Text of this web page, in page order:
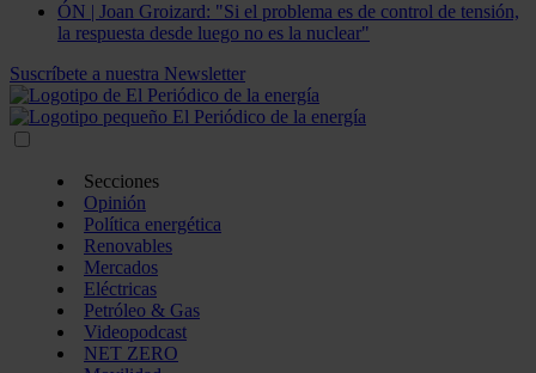
ÓN | Joan Groizard: "Si el problema es de control de tensión,
la respuesta desde luego no es la nuclear"
Suscríbete a nuestra Newsletter
Secciones
Opinión
Política energética
Renovables
Mercados
Eléctricas
Petróleo & Gas
Videopodcast
NET ZERO